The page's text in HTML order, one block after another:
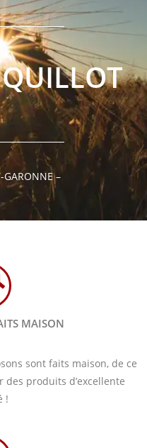
GARONNE –
MAISON
sont faits maison, de ce
produits d’excellente
!